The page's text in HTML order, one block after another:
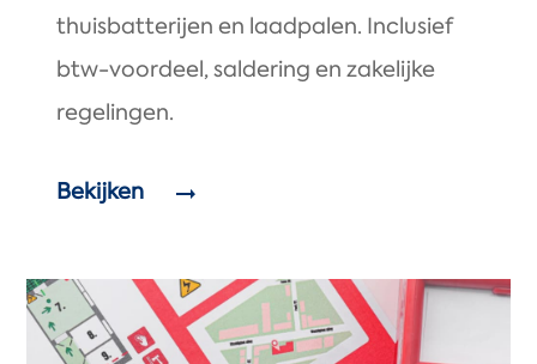
thuisbatterijen en laadpalen. Inclusief
btw-voordeel, saldering en zakelijke
regelingen.
Bekijken